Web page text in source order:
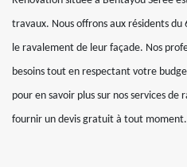
travaux. Nous offrons aux résidents
le ravalement de leur façade. Nos
besoins tout en respectant votre
pour en savoir plus sur nos services de
fournir un devis gratuit à tout moment.